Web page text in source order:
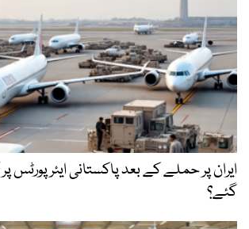
ایران پر حملے کے بعد پاکستانی ایئرپورٹس
گئے؟